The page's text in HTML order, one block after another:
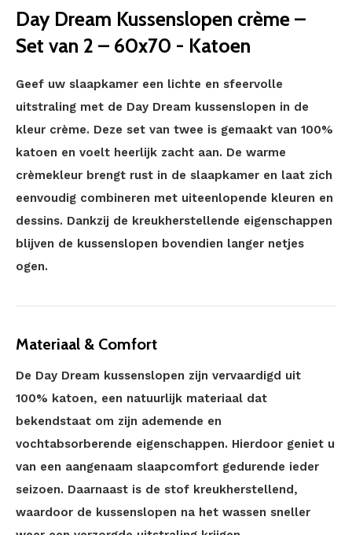
Day Dream Kussenslopen crème –
Set van 2 – 60x70 - Katoen
Geef uw slaapkamer een lichte en sfeervolle
uitstraling met de Day Dream kussenslopen in de
kleur crème. Deze set van twee is gemaakt van 100%
katoen en voelt heerlijk zacht aan. De warme
crèmekleur brengt rust in de slaapkamer en laat zich
eenvoudig combineren met uiteenlopende kleuren en
dessins. Dankzij de kreukherstellende eigenschappen
blijven de kussenslopen bovendien langer netjes
ogen.
Materiaal & Comfort
De Day Dream kussenslopen zijn vervaardigd uit
100% katoen, een natuurlijk materiaal dat
bekendstaat om zijn ademende en
vochtabsorberende eigenschappen. Hierdoor geniet u
van een aangenaam slaapcomfort gedurende ieder
seizoen. Daarnaast is de stof kreukherstellend,
waardoor de kussenslopen na het wassen sneller